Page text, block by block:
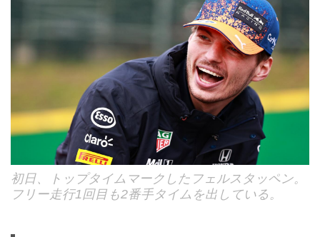
初日、トップタイムマークしたフェルスタッペン。
フリー走行1回目も2番手タイムを出している。